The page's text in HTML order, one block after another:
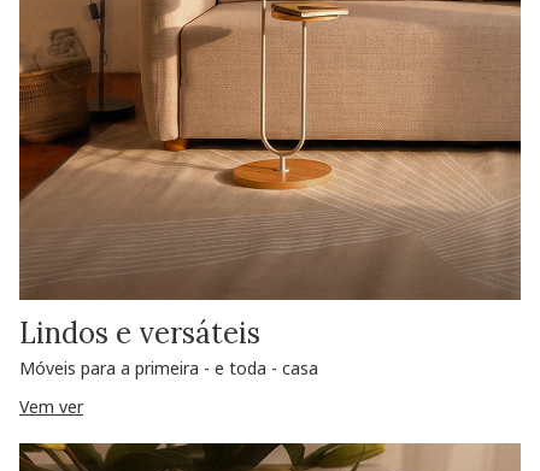
Lindos e versáteis
Móveis para a primeira - e toda - casa
Vem ver